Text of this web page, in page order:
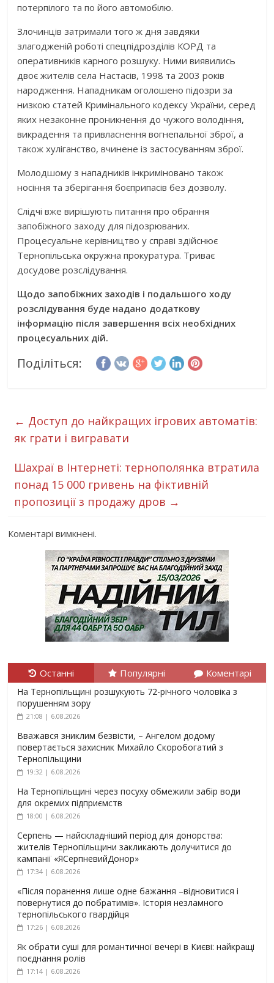
потерпілого та по його автомобілю.
Злочинців затримали того ж дня завдяки
злагодженій роботі спецпідрозділів КОРД та
оперативників карного розшуку. Ними виявились
двоє жителів села Настасів, 1998 та 2003 років
народження. Нападникам оголошено підозри за
низкою статей Кримінального кодексу України, серед
яких незаконне проникнення до чужого володіння,
викрадення та привласнення вогнепальної зброї, а
також хуліганство, вчинене із застосуванням зброї.
Молодшому з нападників інкриміновано також
носіння та зберігання боєприпасів без дозволу.
Слідчі вже вирішують питання про обрання
запобіжного заходу для підозрюваних.
Процесуальне керівництво у справі здійснює
Тернопільська окружна прокуратура. Триває
досудове розслідування.
Щодо запобіжних заходів і подальшого ходу
розслідування буде надано додаткову
інформацію після завершення всіх необхідних
процесуальних дій.
Поділіться:
← Доступ до найкращих ігрових автоматів:
як грати і вигравати
Шахраї в Інтернеті: тернополянка втратила
понад 15 000 гривень на фіктивній
пропозиції з продажу дров →
Коментарі вимкнені.
Останні Популярні Коментарі
На Тернопільщині розшукують 72-річного чоловіка з
порушенням зору
21:08 | 6.08.2026
Вважався зниклим безвісти, – Ангелом додому
повертається захисник Михайло Скоробогатий з
Тернопільщини
19:32 | 6.08.2026
На Тернопільщині через посуху обмежили забір води
для окремих підприємств
18:00 | 6.08.2026
Серпень — найскладніший період для донорства:
жителів Тернопільщини закликають долучитися до
кампанії «ЯСерпневийДонор»
17:34 | 6.08.2026
«Після поранення лише одне бажання –відновитися і
повернутися до побратимів». Історія незламного
тернопільського гвардійця
17:26 | 6.08.2026
Як обрати суші для романтичної вечері в Києві: найкращі
поєднання ролів
17:14 | 6.08.2026